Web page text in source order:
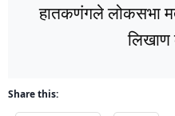
हातकणंगले लोकसभा
Share this: